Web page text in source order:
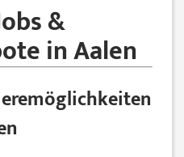
&
in Aalen